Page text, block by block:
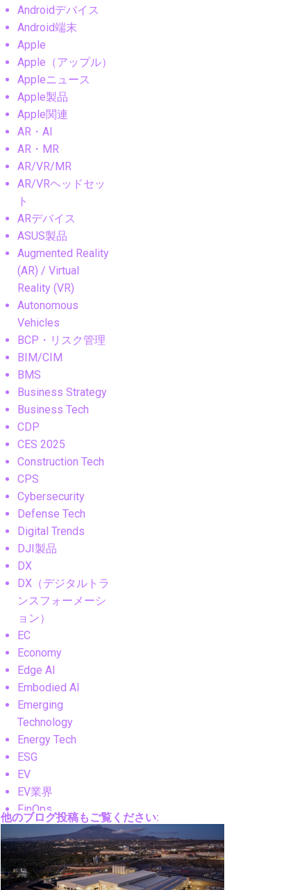
Androidデバイス
Android端末
Apple
Apple（アップル）
Appleニュース
Apple製品
Apple関連
AR・AI
AR・MR
AR/VR/MR
AR/VRヘッドセッ
ト
ARデバイス
ASUS製品
Augmented Reality
(AR) / Virtual
Reality (VR)
Autonomous
Vehicles
BCP・リスク管理
BIM/CIM
BMS
Business Strategy
Business Tech
CDP
CES 2025
Construction Tech
CPS
Cybersecurity
Defense Tech
Digital Trends
DJI製品
DX
DX（デジタルトラ
ンスフォーメーシ
ョン）
EC
Economy
Edge AI
Embodied AI
Emerging
Technology
Energy Tech
ESG
EV
EV業界
FinOps
FM
FPV
Future Technology
Gadgets
他のブログ投稿もご覧ください: